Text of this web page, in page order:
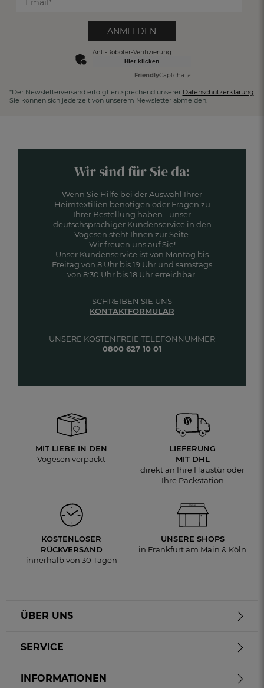
ANMELDEN
Anti-Roboter-Verifizierung
Hier klicken
FriendlyCaptcha ⇗
*Der Newsletterversand erfolgt entsprechend unserer Datenschutzerklärung.
Sie können sich jederzeit von unserem Newsletter abmelden.
Wir sind für Sie da:
Wenn Sie Hilfe bei der Auswahl Ihrer
Heimtextilien benötigen oder Fragen zu
Ihrer Bestellung haben - unser
deutschsprachiger Kundenservice in den
Vogesen steht Ihnen zur Seite.
Wir freuen uns auf Sie!
Unser Kundenservice ist von Montag bis
Freitag von 8 Uhr bis 19 Uhr und samstags
von 8:30 Uhr bis 18 Uhr erreichbar.
UNSERE KOSTENFREIE TELEFONNUMMER
0800 627 10 01
SCHREIBEN SIE UNS
KONTAKTFORMULAR
MIT LIEBE IN DEN
Vogesen verpackt
LIEFERUNG
MIT DHL
direkt an Ihre Haustür oder
Ihre Packstation
KOSTENLOSER
RÜCKVERSAND
innerhalb von 30 Tagen
UNSERE SHOPS
in Frankfurt am Main & Köln
ÜBER UNS
SERVICE
INFORMATIONEN